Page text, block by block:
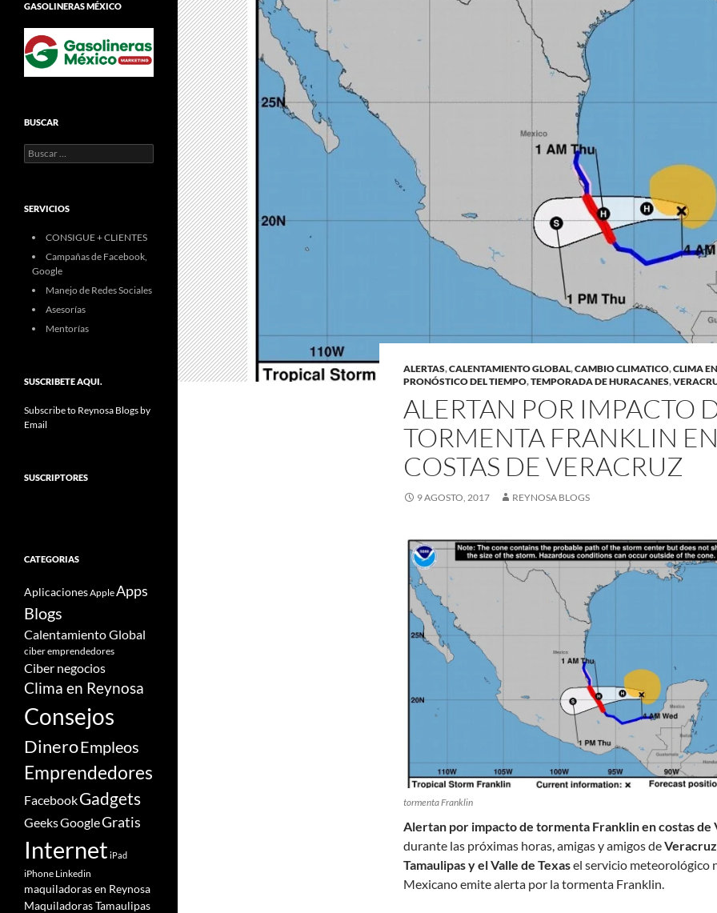
ALERTAS,CALENTAMIENTO GLOBAL,CAMBIO CLIMATICO,CLIMA
PRONÓSTICO DEL TIEMPO,TEMPORADA DE HURACANES,
ALERTAN POR IMPACTO
TORMENTA FRANKLIN
COSTAS DE VERACRUZ
9 AGOSTO, 2017 REYNOSA BLOGS
tormenta Franklin
Alertan por impacto de tormenta Franklin en costas de
durante las próximas horas, amigas y amigos de
Tamaulipas y el Valle de Texasel servicio meteorológico
Mexicano emite alerta por la tormenta Franklin.
GASOLINERAS MÉXICO
BUSCAR
Buscar:
SERVICIOS
CONSIGUE + CLIENTES
Campañas de Facebook,
Google
Manejo de Redes Sociales
Asesorías
Mentorías
SUSCRIBETE AQUI.
Subscribe to Reynosa Blogs by
Email
SUSCRIPTORES
CATEGORIAS
Aplicaciones AppleApps
Blogs
Calentamiento Global
ciber emprendedores
Ciber negocios
Clima en Reynosa
Consejos
DineroEmpleos
Emprendedores
FacebookGadgets
GeeksGoogleGratis
Internet iPad
iPhone Linkedin
maquiladoras en Reynosa
Maquiladoras Tamaulipas